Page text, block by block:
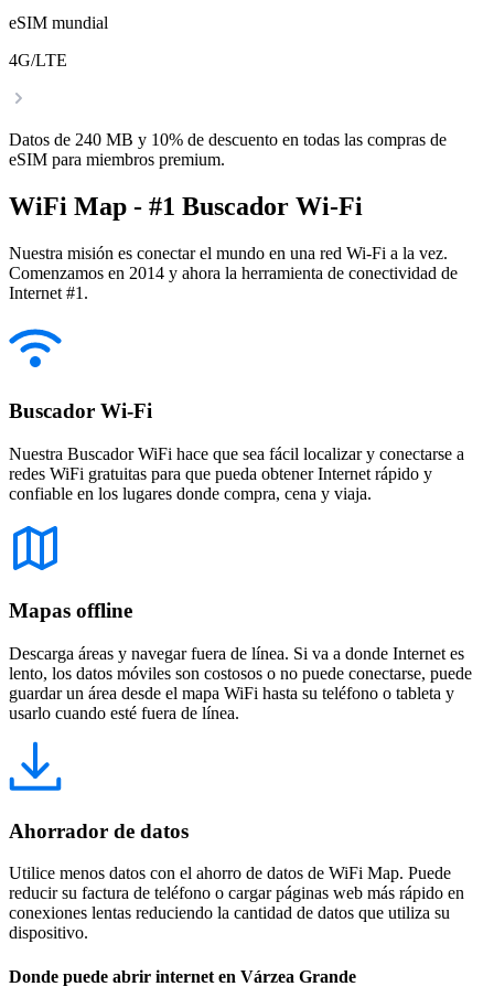
eSIM mundial
4G/LTE
Datos de 240 MB y 10% de descuento en todas las compras de
eSIM para miembros premium.
WiFi Map - #1 Buscador Wi-Fi
Nuestra misión es conectar el mundo en una red Wi-Fi a la vez.
Comenzamos en 2014 y ahora la herramienta de conectividad de
Internet #1.
Buscador Wi-Fi
Nuestra Buscador WiFi hace que sea fácil localizar y conectarse a
redes WiFi gratuitas para que pueda obtener Internet rápido y
confiable en los lugares donde compra, cena y viaja.
Mapas offline
Descarga áreas y navegar fuera de línea. Si va a donde Internet es
lento, los datos móviles son costosos o no puede conectarse, puede
guardar un área desde el mapa WiFi hasta su teléfono o tableta y
usarlo cuando esté fuera de línea.
Ahorrador de datos
Utilice menos datos con el ahorro de datos de WiFi Map. Puede
reducir su factura de teléfono o cargar páginas web más rápido en
conexiones lentas reduciendo la cantidad de datos que utiliza su
dispositivo.
Donde puede abrir internet en Várzea Grande